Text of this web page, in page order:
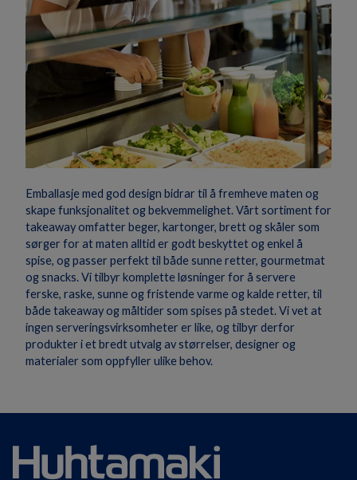
Emballasje med god design bidrar til å fremheve maten og
skape funksjonalitet og bekvemmelighet. Vårt sortiment for
takeaway omfatter beger, kartonger, brett og skåler som
sørger for at maten alltid er godt beskyttet og enkel å
spise, og passer perfekt til både sunne retter, gourmetmat
og snacks. Vi tilbyr komplette løsninger for å servere
ferske, raske, sunne og fristende varme og kalde retter, til
både takeaway og måltider som spises på stedet. Vi vet at
ingen serveringsvirksomheter er like, og tilbyr derfor
produkter i et bredt utvalg av størrelser, designer og
materialer som oppfyller ulike behov.